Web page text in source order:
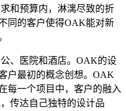
和预算内，淋漓尽致的折
同的客户使得OAK能对新
、医院和酒店。OAK的设
户最初的概念创想。OAK
每一个项目中，客户的融入
传达自己独特的设计品